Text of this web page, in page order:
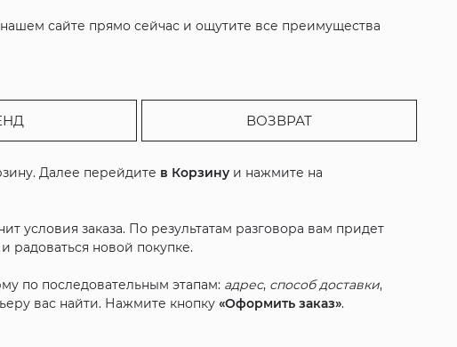
сайте прямо сейчас и ощутите все преимущества
ВОЗВРАТ
Далее перейдите в Корзину и нажмите на
условия заказа. По результатам разговора вам придет
радоваться новой покупке.
по последовательным этапам: адрес, способ доставки,
вас найти. Нажмите кнопку«Оформить заказ».